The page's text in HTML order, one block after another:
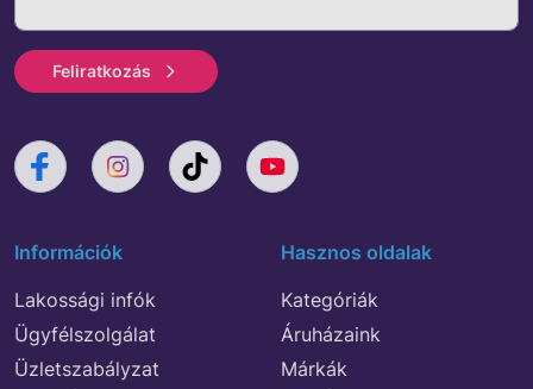
Feliratkozás
Információk
Lakossági infók
Ügyfélszolgálat
Üzletszabályzat
Hasznos oldalak
Kategóriák
Áruházaink
Márkák